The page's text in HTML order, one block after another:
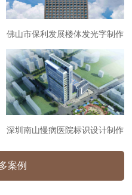
佛山市保利发展楼体发光字制作
安装工程
深圳南山慢病医院标识设计制作
案例